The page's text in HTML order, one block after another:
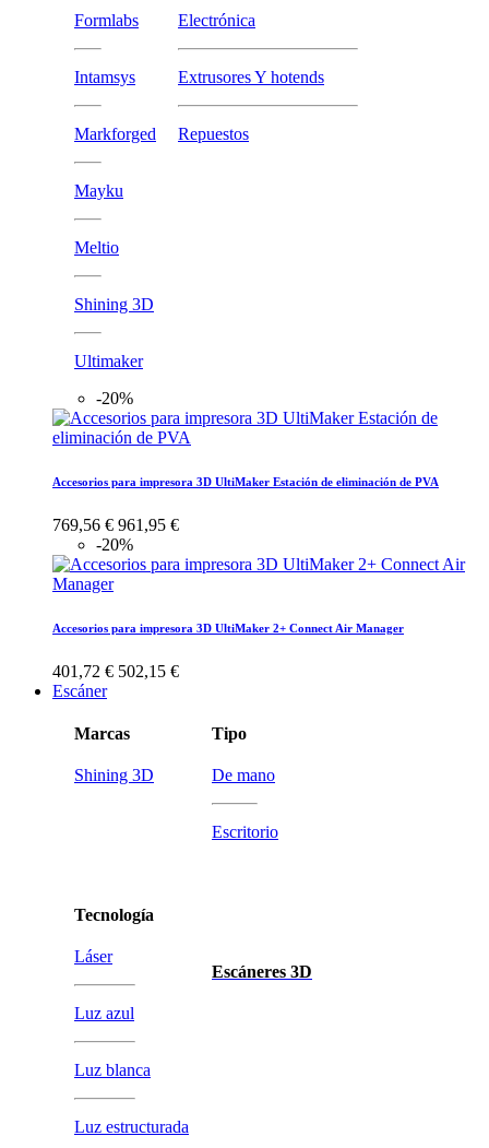
Formlabs
Intamsys
Markforged
Mayku
Meltio
Shining 3D
Ultimaker
Electrónica
Extrusores Y hotends
Repuestos
-20%
Accesorios para impresora 3D UltiMaker Estación de eliminación de PVA
769,56 € 961,95 €
-20%
Accesorios para impresora 3D UltiMaker 2+ Connect Air Manager
401,72 € 502,15 €
Escáner
Marcas
Shining 3D
Tecnología
Láser
Luz azul
Luz blanca
Luz estructurada
Tipo
De mano
Escritorio
Escáneres 3D